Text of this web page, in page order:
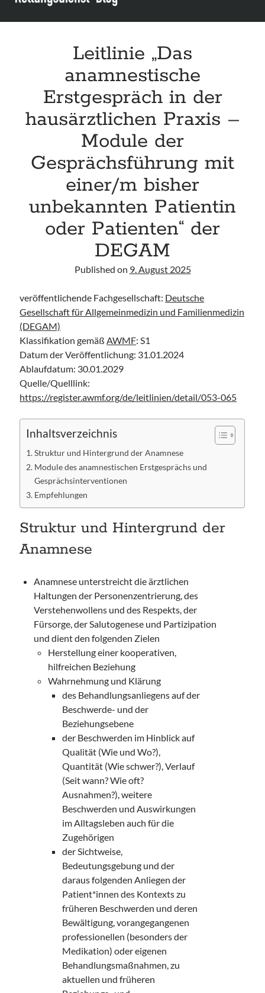
Leitlinie „Bauchschmerz bei Kindern und Jugendlichen – Bildgebende
Leitlinie „Kopfschmerzen bei Kindern und Jugendlichen – Bildgebende
Leitlinie „Das
anamnestische
Erstgespräch in der
hausärztlichen Praxis –
Module der
Gesprächsführung mit
einer/m bisher
unbekannten Patientin
oder Patienten“ der
DEGAM
Published on 9. August 2025
veröffentlichende Fachgesellschaft: Deutsche
Gesellschaft für Allgemeinmedizin und Familienmedizin
(DEGAM)
Klassifikation gemäßAWMF: S1
Datum der Veröffentlichung: 31.01.2024
Ablaufdatum: 30.01.2029
Quelle/Quelllink:
https://register.awmf.org/de/leitlinien/detail/053-065
Inhaltsverzeichnis
Struktur und Hintergrund der Anamnese
Module des anamnestischen Erstgesprächs und
Gesprächsinterventionen
Empfehlungen
Struktur und Hintergrund der
Anamnese
Anamnese unterstreicht die ärztlichen
Haltungen der Personenzentrierung, des
Verstehenwollens und des Respekts, der
Fürsorge, der Salutogenese und Partizipation
und dient den folgenden Zielen
Herstellung einer kooperativen,
hilfreichen Beziehung
Wahrnehmung und Klärung
des Behandlungsanliegens auf der
Beschwerde- und der
Beziehungsebene
der Beschwerden im Hinblick auf
Qualität (Wie und Wo?),
Quantität (Wie schwer?), Verlauf
(Seit wann? Wie oft?
Ausnahmen?), weitere
Beschwerden und Auswirkungen
im Alltagsleben auch für die
Zugehörigen
der Sichtweise,
Bedeutungsgebung und der
daraus folgenden Anliegen der
Patient*innen des Kontexts zu
früheren Beschwerden und deren
Bewältigung, vorangegangenen
professionellen (besonders der
Medikation) oder eigenen
Behandlungsmaßnahmen, zu
aktuellen und früheren